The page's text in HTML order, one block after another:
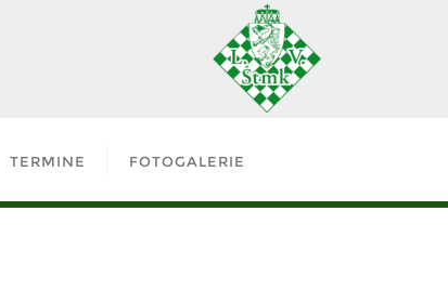
TERMINE FOTOGALERIE